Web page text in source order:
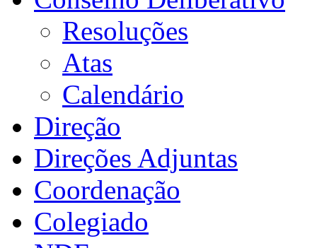
Resoluções
Atas
Calendário
Direção
Direções Adjuntas
Coordenação
Colegiado